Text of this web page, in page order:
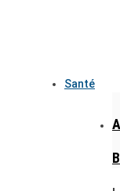
Santé